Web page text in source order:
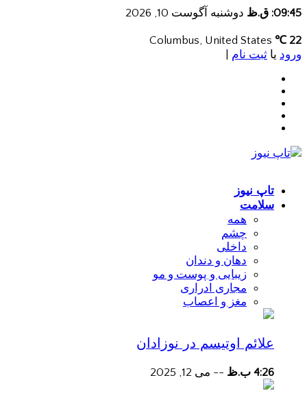
09:45: ق.ظ دوشنبه آگوست 10, 2026
22 ℃
ورود یا ثبت نام
تاپ نیوز
سلامت
همه
چشم
داخلی
دهان و دندان
زیبایی و پوست و مو
مجاری ادراری
مغز و اعصاب
علائم اوتیسم در نوزادان
4:26 ب.ظ -- می 12, 2025